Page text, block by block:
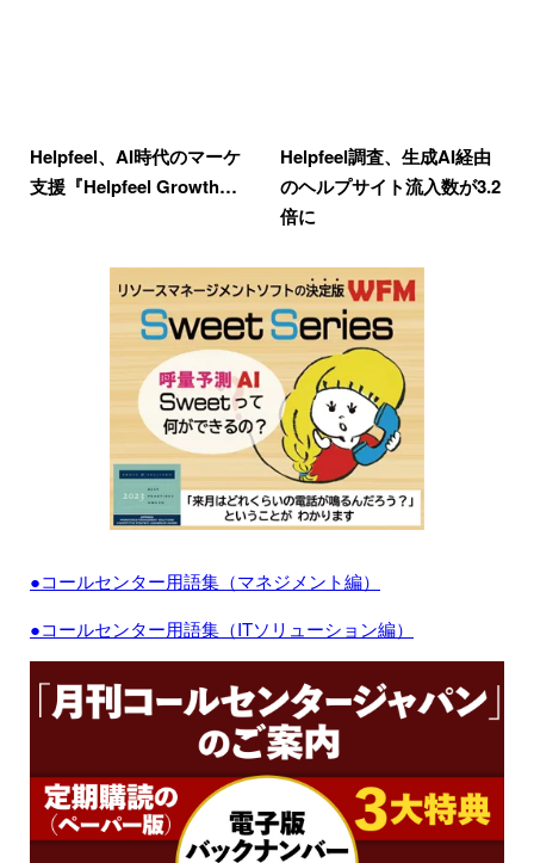
Helpfeel、AI時代のマーケ
支援『Helpfeel Growth…
Helpfeel調査、生成AI経由
のヘルプサイト流入数が3.2
倍に
●コールセンター用語集（マネジメント編）
●コールセンター用語集（ITソリューション編）